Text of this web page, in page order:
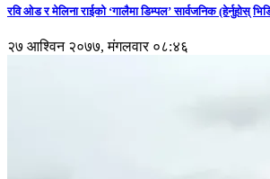
रवि ओड र मेलिना राईको ‘गालैमा डिम्पल’ सार्वजनिक (हेर्नुहोस्
२७ आश्विन २०७७, मंगलवार ०८:४६